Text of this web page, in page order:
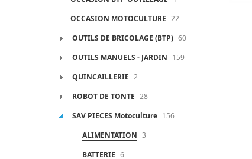
OCCASION MOTOCULTURE 22
OUTILS DE BRICOLAGE (BTP) 60
OUTILS MANUELS - JARDIN 159
QUINCAILLERIE 2
ROBOT DE TONTE 28
SAV PIECES Motoculture 156
ALIMENTATION 3
BATTERIE 6